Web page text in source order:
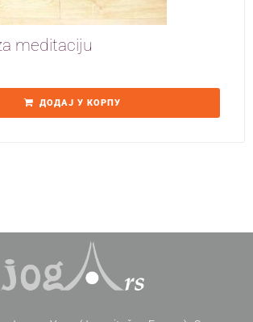
meditaciju
ДОДАЈ У КОРПУ